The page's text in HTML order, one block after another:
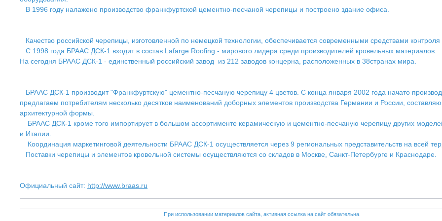
В 1996 году налажено производство франкфуртской цементно-песчаной черепицы и построено здание офиса.
Качество российской черепицы, изготовленной по немецкой технологии, обеспечивается современными средствами
С 1998 года БРААС ДСК-1 входит в состав Lafarge Roofing - мирового лидера среди производителей кровельных
На сегодня БРААС ДСК-1 - единственный российский завод из 212 заводов концерна, расположенных в 38странах мира.
БРААС ДСК-1 производит "Франкфуртскую" цементно-песчаную черепицу 4 цветов. С конца января 2002 года начато
предлагаем потребителям несколько десятков наименований доборных элементов производства Германии и России,
архитектурной формы.
БРААС ДСК-1 кроме того импортирует в большом ассортименте керамическую и цементно-песчаную черепицу других
и Италии.
Координация маркетинговой деятельности БРААС ДСК-1 осуществляется через 9 региональных представительств на всей
Поставки черепицы и элементов кровельной системы осуществляются со складов в Москве, Санкт-Петербурге и Краснодаре.
Официальный сайт: http://www.braas.ru
При использовании материалов сайта, активная ссылка на сайт обязательна.